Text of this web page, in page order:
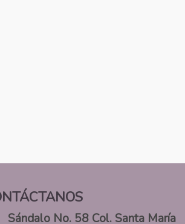
Sándalo No. 58 Col. Santa María